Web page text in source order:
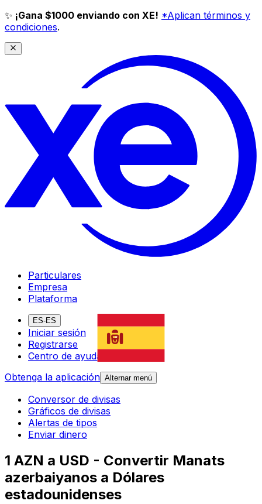
✨ ¡Gana $1000 enviando con XE! *Aplican términos y
condiciones.
Particulares
Empresa
Plataforma
ES-ES
Iniciar sesión
Registrarse
Centro de ayuda
Obtenga la aplicación Alternar menú
Conversor de divisas
Gráficos de divisas
Alertas de tipos
Enviar dinero
1 AZN a USD - Convertir Manats
azerbaiyanos a Dólares
estadounidenses